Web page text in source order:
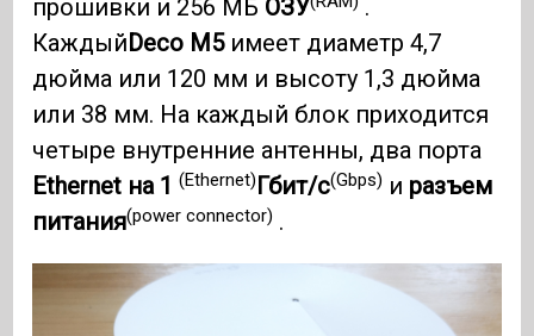
прошивки и 256 МБ ОЗУ
.
Каждый Deco M5имеет диаметр 4,7
дюйма или 120 мм и высоту 1,3 дюйма
или 38 мм. На каждый блок приходится
четыре внутренние антенны, два порта
Ethernet на 1(Ethernet) Гбит/с(Gbps) и разъем
питания(power connector) .